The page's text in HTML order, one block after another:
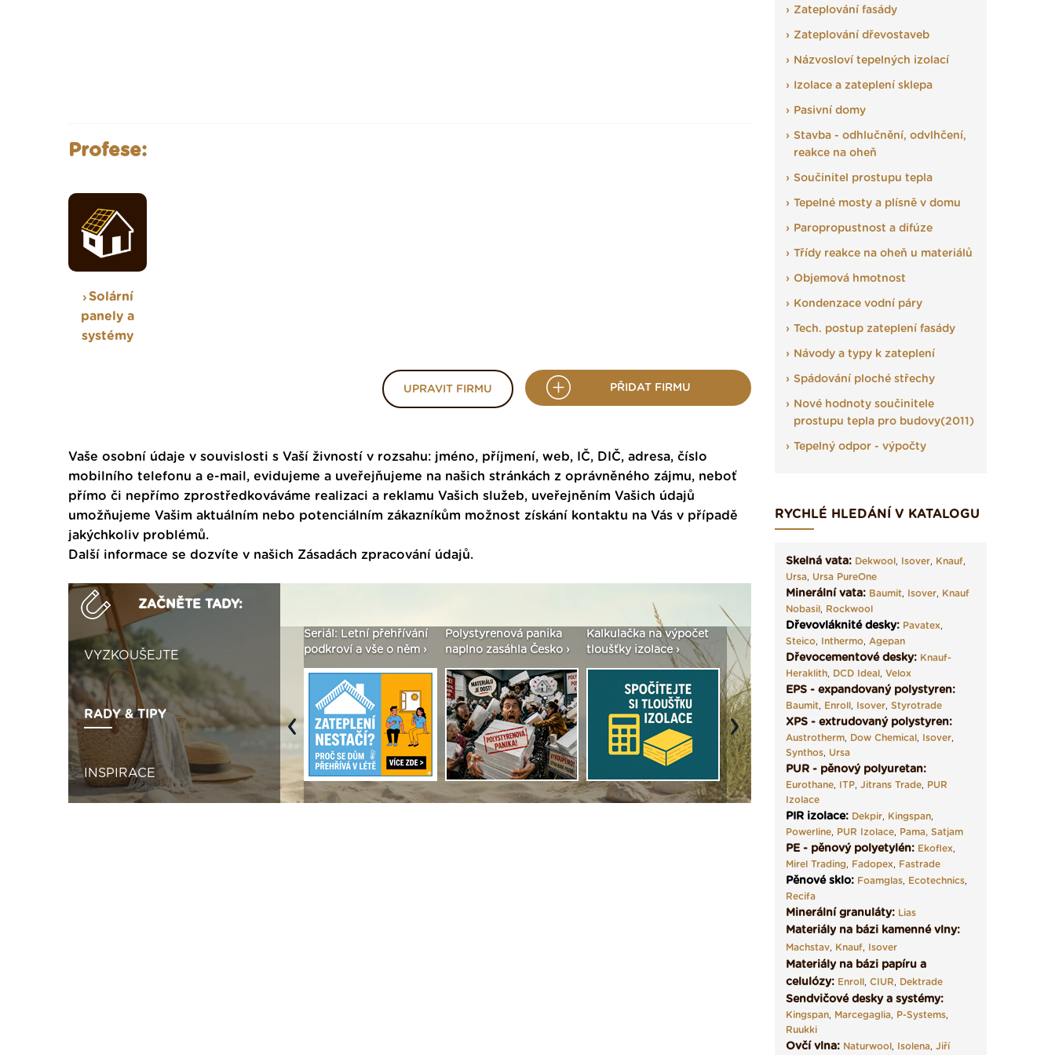
Profese:
Solární
panely a
systémy
UPRAVIT FIRMU PŘIDAT FIRMU
Vaše osobní údaje v souvislosti s Vaší živností v rozsahu: jméno, příjmení, web, IČ, DIČ, adresa, číslo
mobilního telefonu a e-mail, evidujeme a uveřejňujeme na našich stránkách z oprávněného zájmu, neboť
přímo či nepřímo zprostředkováváme realizaci a reklamu Vašich služeb, uveřejněním Vašich údajů
umožňujeme Vašim aktuálním nebo potenciálním zákazníkům možnost získání kontaktu na Vás v případě
jakýchkoliv problémů.
Další informace se dozvíte v našich Zásadách zpracování údajů.
ZAČNĚTE TADY:
VYZKOUŠEJTE
RADY & TIPY
INSPIRACE
Není polystyren? My ho
seženeme! ›
podkroví a vše o něm ›
Polystyrenová panika
naplno zasáhla Česko ›
Kalkulačka na výpočet
tloušťky izolace ›
Seriál: Fasády ETICS a
vše podstatné v kostce ›
Vyberte si izolaci a pak
ji tady klidně poptejte ›
Vytvořte si vizualizaci
fasády ›
Previous Next
Zateplování fasády
Zateplování dřevostaveb
Názvosloví tepelných izolací
Izolace a zateplení sklepa
Pasivní domy
Stavba - odhlučnění, odvlhčení,
reakce na oheň
Součinitel prostupu tepla
Tepelné mosty a plísně v domu
Paropropustnost a difúze
Třídy reakce na oheň u materiálů
Objemová hmotnost
Kondenzace vodní páry
Tech. postup zateplení fasády
Návody a typy k zateplení
Spádování ploché střechy
Nové hodnoty součinitele
prostupu tepla pro budovy(2011)
Tepelný odpor - výpočty
RYCHLÉ HLEDÁNÍ V KATALOGU
Skelná vata: Dekwool, Isover, Knauf,
Ursa, Ursa PureOne
Minerální vata: Baumit, Isover, Knauf
Nobasil, Rockwool
Dřevovláknité desky: Pavatex,
Steico, Inthermo, Agepan
Dřevocementové desky: Knauf-
Heraklith, DCD Ideal, Velox
EPS - expandovaný polystyren:
Baumit, Enroll, Isover, Styrotrade
XPS - extrudovaný polystyren:
Austrotherm, Dow Chemical, Isover,
Synthos, Ursa
PUR - pěnový polyuretan:
Eurothane, ITP, Jitrans Trade, PUR
Izolace
PIR izolace: Dekpir, Kingspan,
Powerline, PUR Izolace, Pama, Satjam
PE - pěnový polyetylén: Ekoflex,
Mirel Trading, Fadopex, Fastrade
Pěnové sklo: Foamglas, Ecotechnics,
Recifa
Minerální granuláty: Lias
Materiály na bázi kamenné vlny:
Machstav, Knauf, Isover
Materiály na bázi papíru a
celulózy: Enroll, CIUR, Dektrade
Sendvičové desky a systémy:
Kingspan, Marcegaglia, P-Systems,
Ruukki
Ovčí vlna: Naturwool, Isolena, Jiří